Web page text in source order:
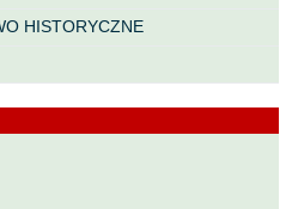
HISTORYCZNE